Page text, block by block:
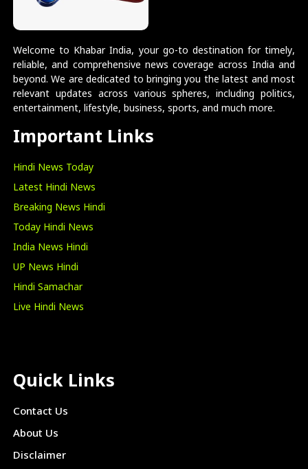
Welcome to Khabar India, your go-to destination for timely,
reliable, and comprehensive news coverage across India and
beyond. We are dedicated to bringing you the latest and most
relevant updates across various spheres, including politics,
entertainment, lifestyle, business, sports, and much more.
Important Links
Hindi News Today
Latest Hindi News
Breaking News Hindi
Today Hindi News
India News Hindi
UP News Hindi
Hindi Samachar
Live Hindi News
Quick Links
Contact Us
About Us
Disclaimer